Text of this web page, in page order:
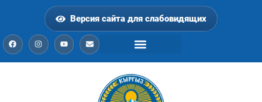
Версия сайта для слабовидящих